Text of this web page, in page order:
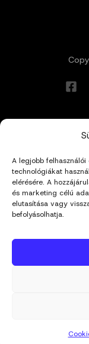
A legjobb
technológiákat
elérésére. A
és marketing célú
elutasítása vagy
befolyásolhatja.